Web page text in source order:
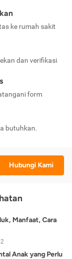
ke rumah sakit
dan verifikasi
form
butuhkan.
Hubungi Kami
Manfaat, Cara
Anak yang Perlu